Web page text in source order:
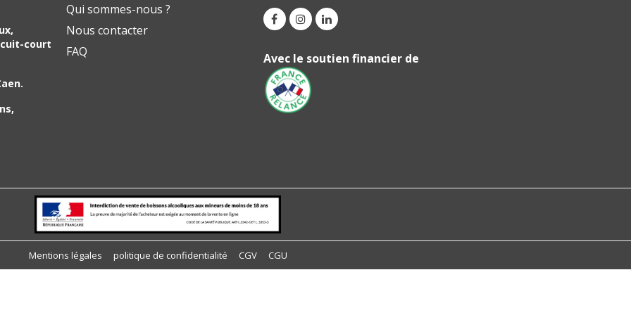
court
Qui sommes-nous ?
Nous contacter
FAQ
Avec le soutien financier de
Mentions légales politique de confidentialité CGV CGU
de confidentialité, en garantissant la conformité avec les réglementations. Personnalisez vos préférences pour contrôler la manière